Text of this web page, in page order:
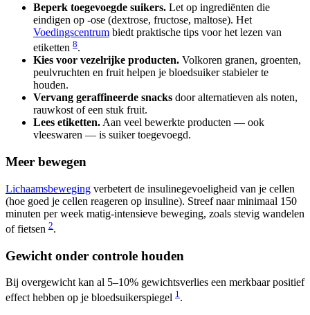
Beperk toegevoegde suikers. Let op ingrediënten die
eindigen op -ose (dextrose, fructose, maltose). Het
Voedingscentrum biedt praktische tips voor het lezen van
etiketten 8.
Kies voor vezelrijke producten. Volkoren granen, groenten,
peulvruchten en fruit helpen je bloedsuiker stabieler te
houden.
Vervang geraffineerde snacks door alternatieven als noten,
rauwkost of een stuk fruit.
Lees etiketten. Aan veel bewerkte producten — ook
vleeswaren — is suiker toegevoegd.
Meer bewegen
Lichaamsbeweging verbetert de insulinegevoeligheid van je cellen
(hoe goed je cellen reageren op insuline). Streef naar minimaal 150
minuten per week matig-intensieve beweging, zoals stevig wandelen
of fietsen 2.
Gewicht onder controle houden
Bij overgewicht kan al 5–10% gewichtsverlies een merkbaar positief
effect hebben op je bloedsuikerspiegel 1.